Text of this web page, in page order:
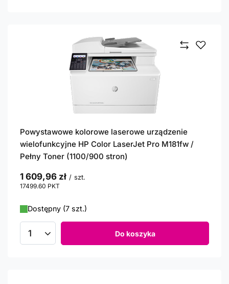
Powystawowe kolorowe laserowe urządzenie
wielofunkcyjne HP Color LaserJet Pro M181fw /
Pełny Toner (1100/900 stron)
1 609,96 zł / szt.
17499.60 PKT
Dostępny (7 szt.)
Ilość produktów Do koszyka